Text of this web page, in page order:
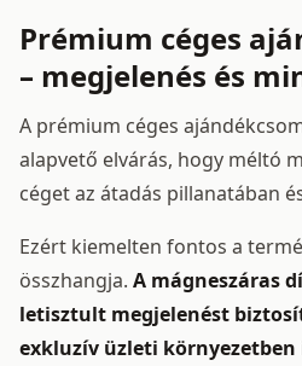
Prémium céges
– megjelenés és
A prémium céges
alapvető elvárás, hogy méltó
céget az átadás pillanatában
Ezért kiemelten fontos a
összhangja. A mágneszáras
letisztult megjelenést
exkluzív üzleti környezetben